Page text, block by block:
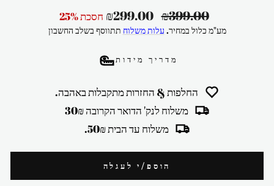
מחיר
רגיל
₪399.00 מחיר
מבצע
₪299.00 חסכת 25%
מע"מ כלול במחיר. עלות משלוח תתווסף בשלב החשבון
מדריך מידות
החלפות & החזרות מתקבלות באהבה.
משלוח לנק' הדואר הקרובה 30₪
משלוח עד הבית 50₪.
הוספ/י לעגלה